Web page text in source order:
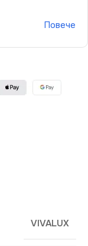
Повече
VIVALUX